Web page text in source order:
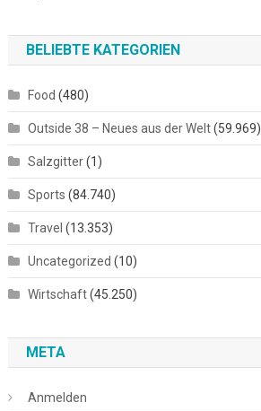
BELIEBTE KATEGORIEN
Food (480)
Outside 38 – Neues aus der Welt(59.969)
Salzgitter(1)
Sports (84.740)
Travel (13.353)
Uncategorized (10)
Wirtschaft(45.250)
META
Anmelden